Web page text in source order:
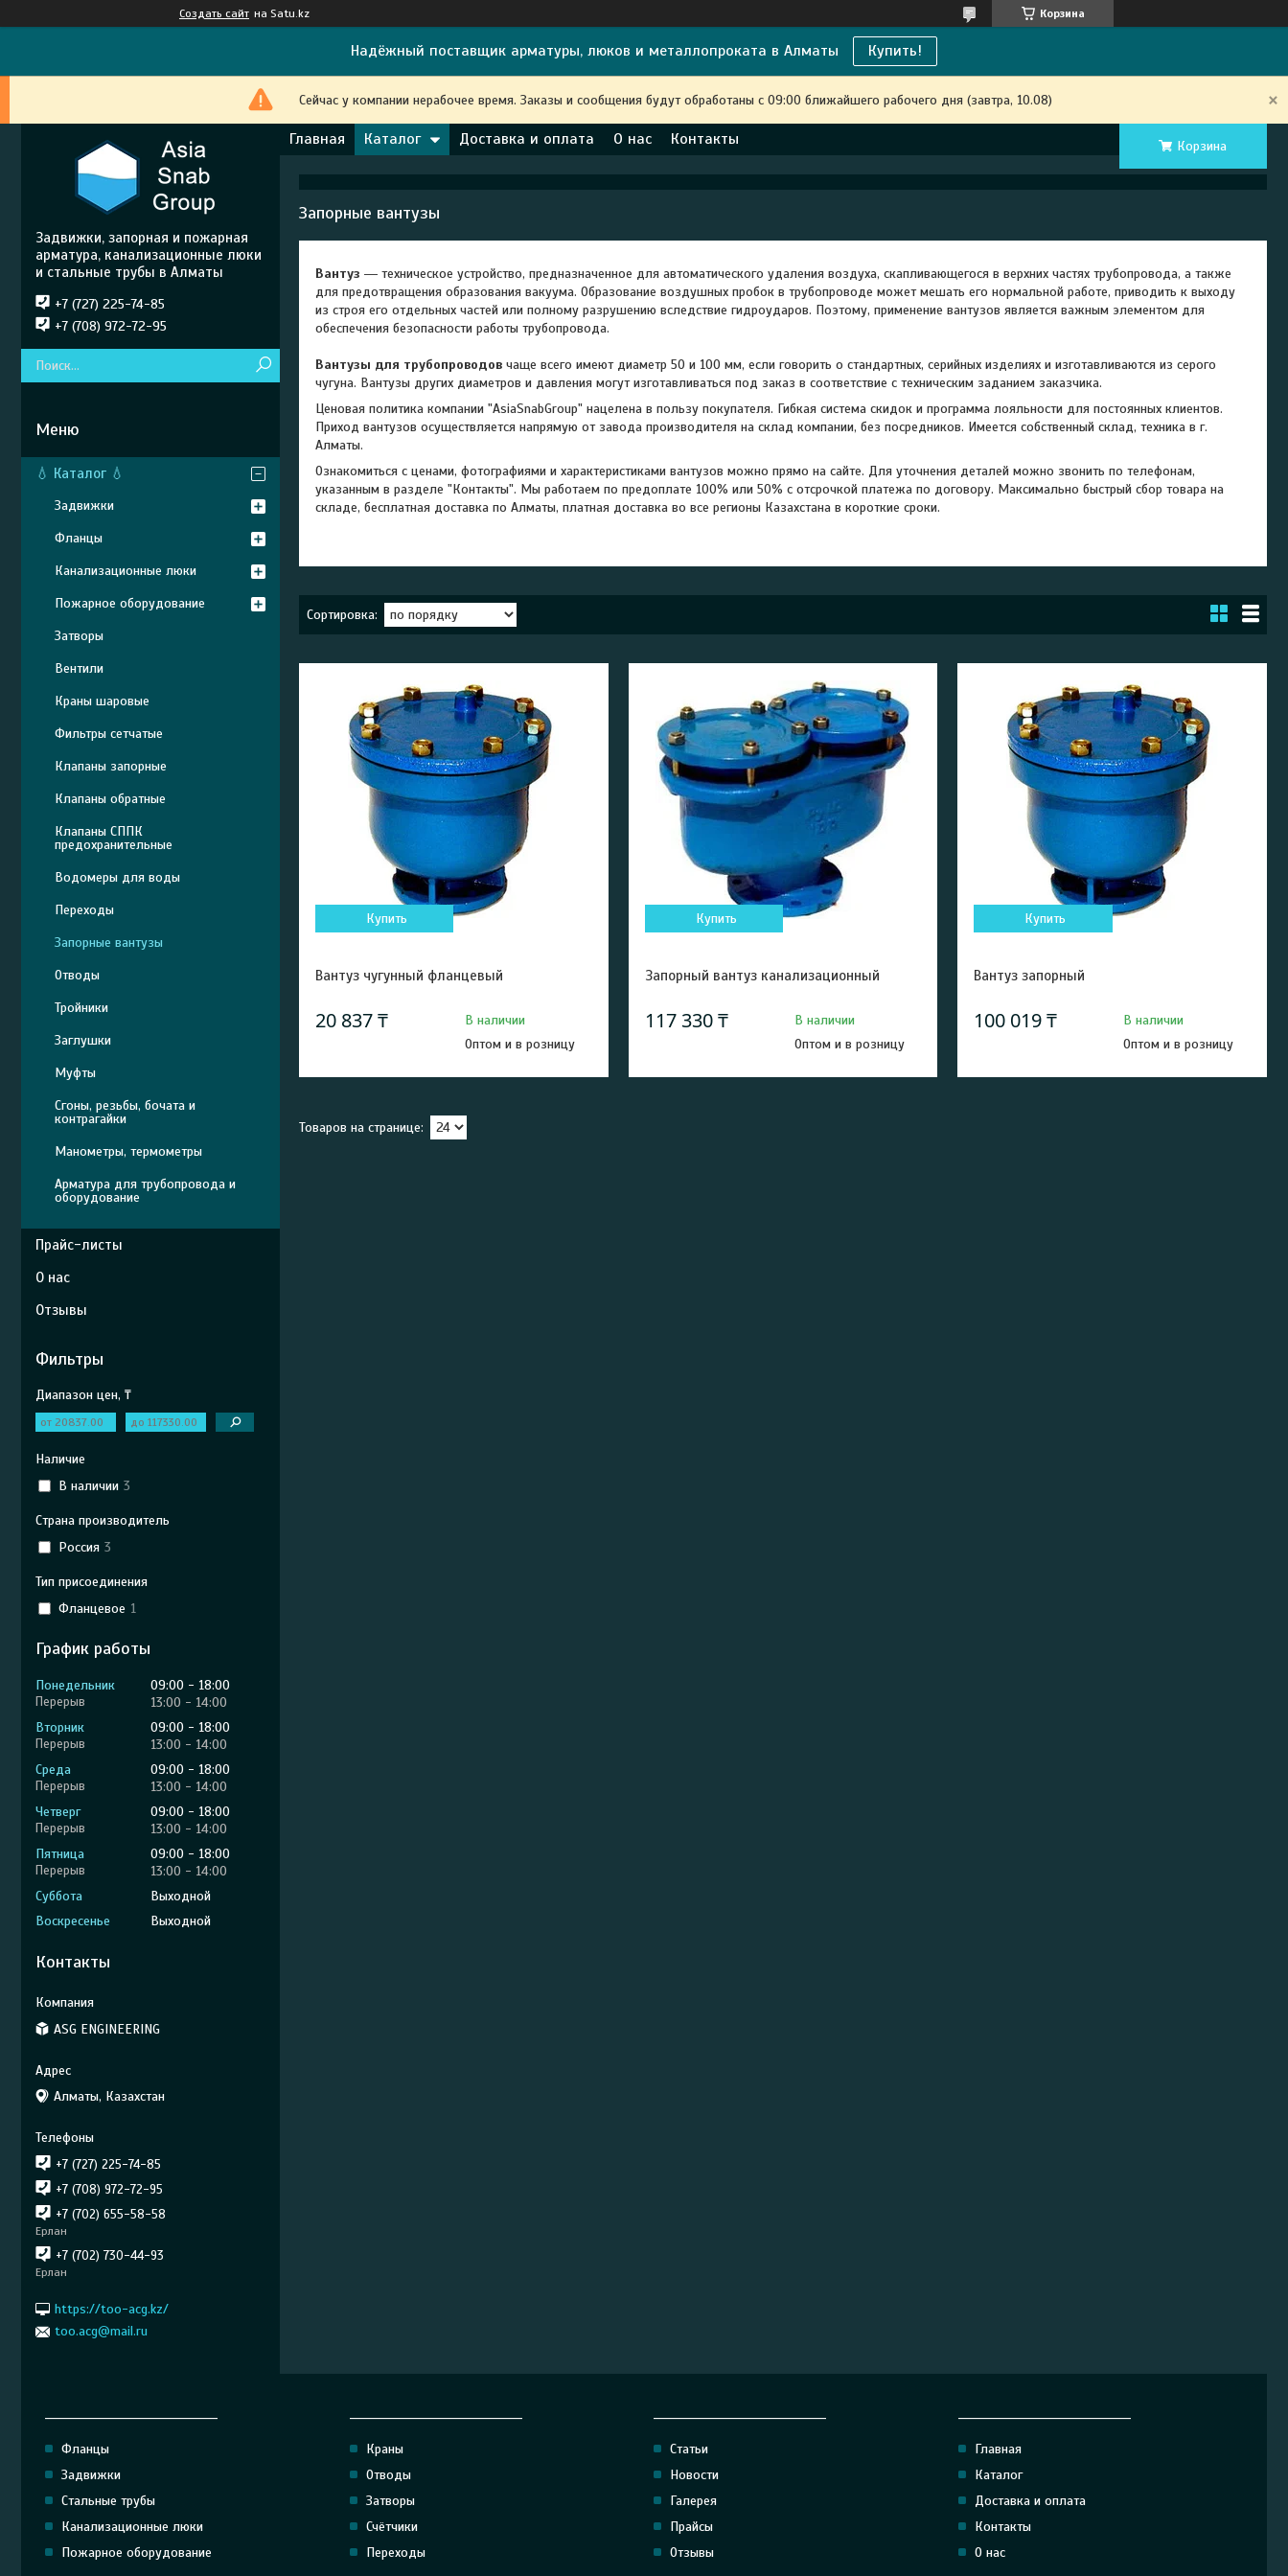
Создать сайт на Satu.kz Корзина
Надёжный поставщик арматуры, люков и металлопроката в Алматы Купить!
Сейчас у компании нерабочее время. Заказы и сообщения будут обработаны с 09:00 ближайшего рабочего дня (завтра, 10.08)
Главная Каталог Доставка и оплата О нас Контакты Корзина
Запорные вантузы
Вантуз ― техническое устройство, предназначенное для автоматического удаления воздуха, скапливающегося в верхних частях трубопровода, а также
для предотвращения образования вакуума. Образование воздушных пробок в трубопроводе может мешать его нормальной работе, приводить к выходу
из строя его отдельных частей или полному разрушению вследствие гидроударов. Поэтому, применение вантузов является важным элементом для
обеспечения безопасности работы трубопровода.
Вантузы для трубопроводов чаще всего имеют диаметр 50 и 100 мм, если говорить о стандартных, серийных изделиях и изготавливаются из серого
чугуна. Вантузы других диаметров и давления могут изготавливаться под заказ в соответствие с техническим заданием заказчика.
Ценовая политика компании "AsiaSnabGroup" нацелена в пользу покупателя. Гибкая система скидок и программа лояльности для постоянных клиентов.
Приход вантузов осуществляется напрямую от завода производителя на склад компании, без посредников. Имеется собственный склад, техника в г.
Алматы.
Ознакомиться с ценами, фотографиями и характеристиками вантузов можно прямо на сайте. Для уточнения деталей можно звонить по телефонам,
указанным в разделе "Контакты". Мы работаем по предоплате 100% или 50% с отсрочкой платежа по договору. Максимально быстрый сбор товара на
складе, бесплатная доставка по Алматы, платная доставка во все регионы Казахстана в короткие сроки.
Купить
Вантуз чугунный фланцевый
20 837 ₸
В наличии
Оптом и в розницу
Купить
Запорный вантуз канализационный
117 330 ₸
В наличии
Оптом и в розницу
Купить
Вантуз запорный
100 019 ₸
В наличии
Оптом и в розницу
Задвижки, запорная и пожарная
арматура, канализационные люки
и стальные трубы в Алматы
+7 (727) 225-74-85
+7 (708) 972-72-95
💧 Каталог 💧
Задвижки
Фланцы
Канализационные люки
Пожарное оборудование
Затворы
Вентили
Краны шаровые
Фильтры сетчатые
Клапаны запорные
Клапаны обратные
Клапаны СППК
предохранительные
Водомеры для воды
Переходы
Запорные вантузы
Отводы
Тройники
Заглушки
Муфты
Сгоны, резьбы, бочата и
контрагайки
Манометры, термометры
Арматура для трубопровода и
оборудование
Прайс-листы
О нас
Отзывы
Фильтры
Диапазон цен, ₸
Наличие
В наличии 3
Страна производитель
Россия 3
Тип присоединения
Фланцевое 1
График работы
Понедельник 09:00
18:00
13:00
14:00
Вторник
09:00
18:00
13:00
14:00
Среда
09:00
18:00
13:00
14:00
Четверг
09:00
18:00
13:00
14:00
Пятница
09:00
18:00
13:00
14:00
Суббота
Выходной
Воскресенье
Выходной
Контакты
ASG ENGINEERING
Алматы, Казахстан
+7 (727) 225-74-85
+7 (708) 972-72-95
+7 (702) 655-58-58
Ерлан
+7 (702) 730-44-93
Ерлан
https://too-acg.kz/
too.acg@mail.ru
Фланцы
Задвижки
Стальные трубы
Канализационные люки
Пожарное оборудование
Краны
Отводы
Затворы
Счётчики
Переходы
Статьи
Новости
Галерея
Прайсы
Отзывы
Главная
Каталог
Доставка и оплата
Контакты
О нас